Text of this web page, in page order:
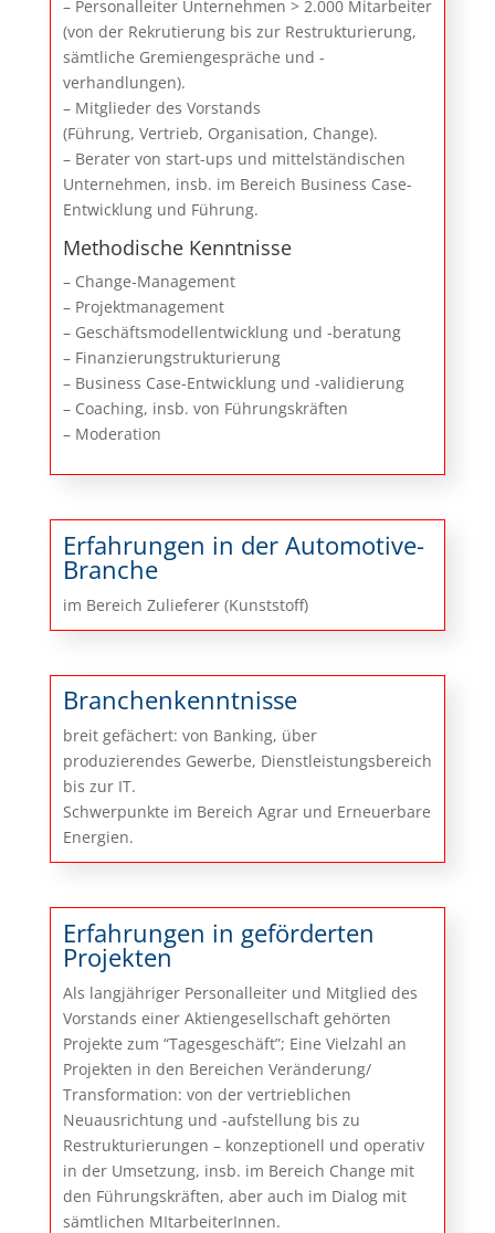
– Personalleiter Unternehmen > 2.000 Mitarbeiter
(von der Rekrutierung bis zur Restrukturierung,
sämtliche Gremiengespräche und -
verhandlungen).
– Mitglieder des Vorstands
(Führung, Vertrieb, Organisation, Change).
– Berater von start-ups und mittelständischen
Unternehmen, insb. im Bereich Business Case-
Entwicklung und Führung.
Methodische Kenntnisse
– Change-Management
– Projektmanagement
– Geschäftsmodellentwicklung und -beratung
– Finanzierungstrukturierung
– Business Case-Entwicklung und -validierung
– Coaching, insb. von Führungskräften
– Moderation
Erfahrungen in der Automotive-
Branche
im Bereich Zulieferer (Kunststoff)
Branchenkenntnisse
breit gefächert: von Banking, über
produzierendes Gewerbe, Dienstleistungsbereich
bis zur IT.
Schwerpunkte im Bereich Agrar und Erneuerbare
Energien.
Erfahrungen in geförderten
Projekten
Als langjähriger Personalleiter und Mitglied des
Vorstands einer Aktiengesellschaft gehörten
Projekte zum “Tagesgeschäft”; Eine Vielzahl an
Projekten in den Bereichen Veränderung/
Transformation: von der vertrieblichen
Neuausrichtung und -aufstellung bis zu
Restrukturierungen – konzeptionell und operativ
in der Umsetzung, insb. im Bereich Change mit
den Führungskräften, aber auch im Dialog mit
sämtlichen MItarbeiterInnen.